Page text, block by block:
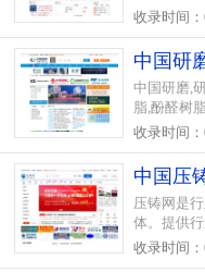
弹簧资讯,
收录时间
中国研
中国研磨,
脂,酚醛树
布,氧化铝,
收录时间
中国压
压铸网是
体。提供
流、展会
收录时间